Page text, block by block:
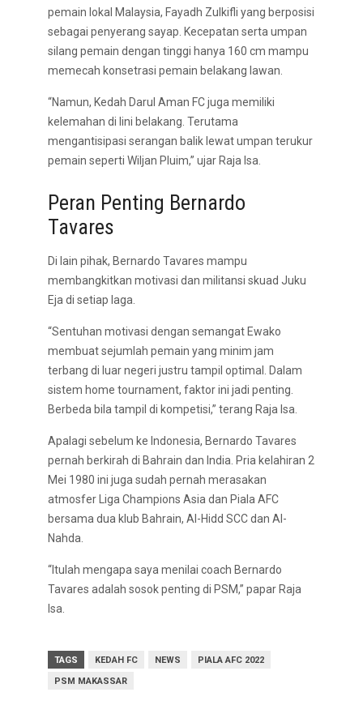
pemain lokal Malaysia, Fayadh Zulkifli yang berposisi
sebagai penyerang sayap. Kecepatan serta umpan
silang pemain dengan tinggi hanya 160 cm mampu
memecah konsetrasi pemain belakang lawan.
“Namun, Kedah Darul Aman FC juga memiliki
kelemahan di lini belakang. Terutama
mengantisipasi serangan balik lewat umpan terukur
pemain seperti Wiljan Pluim,” ujar Raja Isa.
Peran Penting Bernardo
Tavares
Di lain pihak, Bernardo Tavares mampu
membangkitkan motivasi dan militansi skuad Juku
Eja di setiap laga.
“Sentuhan motivasi dengan semangat Ewako
membuat sejumlah pemain yang minim jam
terbang di luar negeri justru tampil optimal. Dalam
sistem home tournament, faktor ini jadi penting.
Berbeda bila tampil di kompetisi,” terang Raja Isa.
Apalagi sebelum ke Indonesia, Bernardo Tavares
pernah berkirah di Bahrain dan India. Pria kelahiran 2
Mei 1980 ini juga sudah pernah merasakan
atmosfer Liga Champions Asia dan Piala AFC
bersama dua klub Bahrain, Al-Hidd SCC dan Al-
Nahda.
“Itulah mengapa saya menilai coach Bernardo
Tavares adalah sosok penting di PSM,” papar Raja
Isa.
TAGS KEDAH FC NEWS
PIALA AFC 2022
PSM MAKASSAR